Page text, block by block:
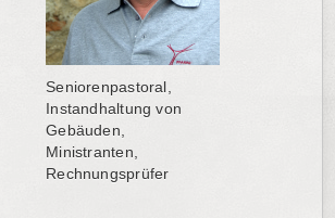
Seniorenpastoral,
Instandhaltung von
Gebäuden,
Ministranten,
Rechnungsprüfer